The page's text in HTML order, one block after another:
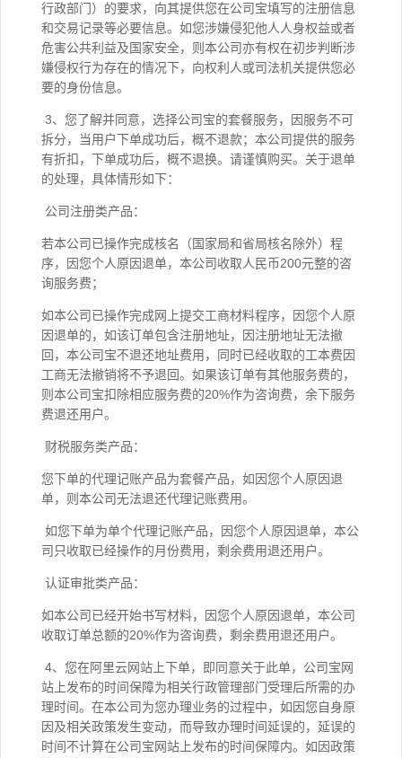
行政部门）的要求，向其提供您在公司宝填写的注册信息
和交易记录等必要信息。如您涉嫌侵犯他人人身权益或者
危害公共利益及国家安全，则本公司亦有权在初步判断涉
嫌侵权行为存在的情况下，向权利人或司法机关提供您必
要的身份信息。
3、您了解并同意，选择公司宝的套餐服务，因服务不可
拆分，当用户下单成功后，概不退款；本公司提供的服务
有折扣，下单成功后，概不退换。请谨慎购买。关于退单
的处理，具体情形如下：
公司注册类产品：
若本公司已操作完成核名（国家局和省局核名除外）程
序，因您个人原因退单，本公司收取人民币200元整的咨
询服务费；
如本公司已操作完成网上提交工商材料程序，因您个人原
因退单的，如该订单包含注册地址，因注册地址无法撤
回，本公司宝不退还地址费用，同时已经收取的工本费因
工商无法撤销将不予退回。如果该订单有其他服务费的，
则本公司宝扣除相应服务费的20%作为咨询费，余下服务
费退还用户。
财税服务类产品：
您下单的代理记账产品为套餐产品，如因您个人原因退
单，则本公司无法退还代理记账费用。
如您下单为单个代理记账产品，因您个人原因退单，本公
司只收取已经操作的月份费用，剩余费用退还用户。
认证审批类产品：
如本公司已经开始书写材料，因您个人原因退单，本公司
收取订单总额的20%作为咨询费，剩余费用退还用户。
4、您在阿里云网站上下单，即同意关于此单，公司宝网
站上发布的时间保障为相关行政管理部门受理后所需的办
理时间。在本公司为您办理业务的过程中，如因您自身原
因及相关政策发生变动，而导致办理时间延误的，延误的
时间不计算在公司宝网站上发布的时间保障内。如因政策